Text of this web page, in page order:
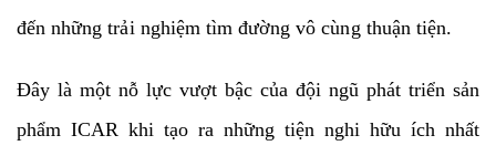
đến những trải nghiệm tìm đường vô cùng thuận tiện.
Đây là một nỗ lực vượt bậc của đội ngũ phát triển sản
phẩm ICAR khi tạo ra những tiện nghi hữu ích nhất